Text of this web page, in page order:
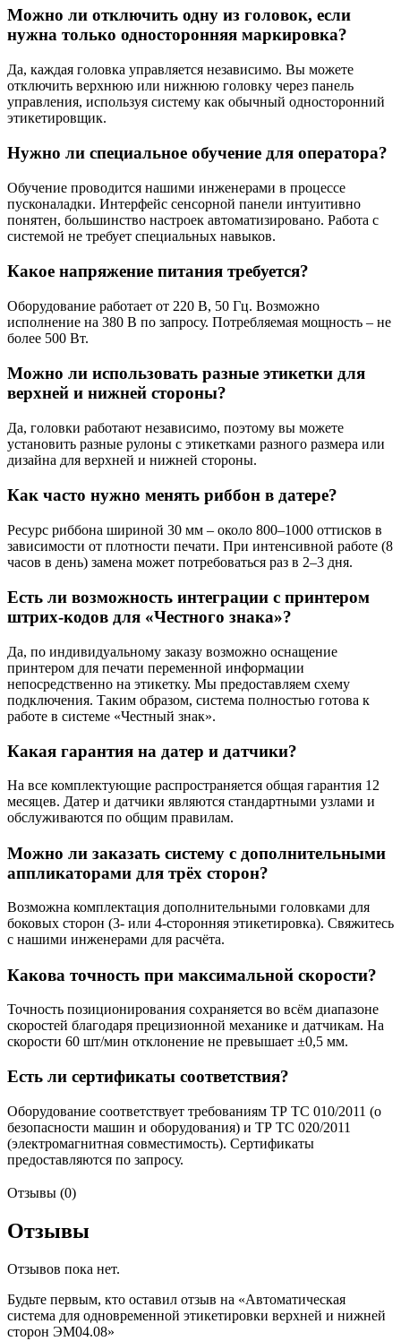
Можно ли отключить одну из головок, если
нужна только односторонняя маркировка?
Да, каждая головка управляется независимо. Вы можете
отключить верхнюю или нижнюю головку через панель
управления, используя систему как обычный односторонний
этикетировщик.
Нужно ли специальное обучение для оператора?
Обучение проводится нашими инженерами в процессе
пусконаладки. Интерфейс сенсорной панели интуитивно
понятен, большинство настроек автоматизировано. Работа с
системой не требует специальных навыков.
Какое напряжение питания требуется?
Оборудование работает от 220 В, 50 Гц. Возможно
исполнение на 380 В по запросу. Потребляемая мощность – не
более 500 Вт.
Можно ли использовать разные этикетки для
верхней и нижней стороны?
Да, головки работают независимо, поэтому вы можете
установить разные рулоны с этикетками разного размера или
дизайна для верхней и нижней стороны.
Как часто нужно менять риббон в датере?
Ресурс риббона шириной 30 мм – около 800–1000 оттисков в
зависимости от плотности печати. При интенсивной работе (8
часов в день) замена может потребоваться раз в 2–3 дня.
Есть ли возможность интеграции с принтером
штрих-кодов для «Честного знака»?
Да, по индивидуальному заказу возможно оснащение
принтером для печати переменной информации
непосредственно на этикетку. Мы предоставляем схему
подключения. Таким образом, система полностью готова к
работе в системе «Честный знак».
Какая гарантия на датер и датчики?
На все комплектующие распространяется общая гарантия 12
месяцев. Датер и датчики являются стандартными узлами и
обслуживаются по общим правилам.
Можно ли заказать систему с дополнительными
аппликаторами для трёх сторон?
Возможна комплектация дополнительными головками для
боковых сторон (3- или 4-сторонняя этикетировка). Свяжитесь
с нашими инженерами для расчёта.
Какова точность при максимальной скорости?
Точность позиционирования сохраняется во всём диапазоне
скоростей благодаря прецизионной механике и датчикам. На
скорости 60 шт/мин отклонение не превышает ±0,5 мм.
Есть ли сертификаты соответствия?
Оборудование соответствует требованиям ТР ТС 010/2011 (о
безопасности машин и оборудования) и ТР ТС 020/2011
(электромагнитная совместимость). Сертификаты
предоставляются по запросу.
Отзывы (0)
Отзывы
Отзывов пока нет.
Будьте первым, кто оставил отзыв на «Автоматическая
система для одновременной этикетировки верхней и нижней
сторон ЭМ04.08»